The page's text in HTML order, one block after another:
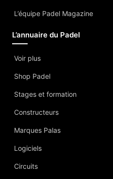
L’équipe Padel Magazine
L’annuaire du Padel
Voir plus
Shop Padel
Stages et formation
Constructeurs
Marques Palas
Logiciels
Circuits